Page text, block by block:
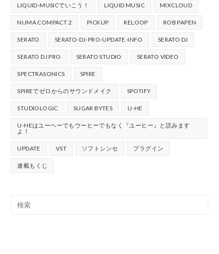
LIQUID-MUSICでいこう！ LIQUID MUSIC MIXCLOUD
NUMA COMPACT 2 PICKUP RELOOP ROB PAPEN
SERATO SERATO-DJ-PRO-UPDATE-INFO SERATO DJ
SERATO DJ PRO SERATO STUDIO SERATO VIDEO
SPECTRASONICS SPIRE
SPIREでゼロからのサウンドメイク SPOTIFY
STUDIOLOGIC SUGAR BYTES U-HE
U-HEはユーヘーでもウーヒーでもなく『ユーヒー』と読みます
よ！
UPDATE VST ソフトシンセ プラグイン
連載もくじ